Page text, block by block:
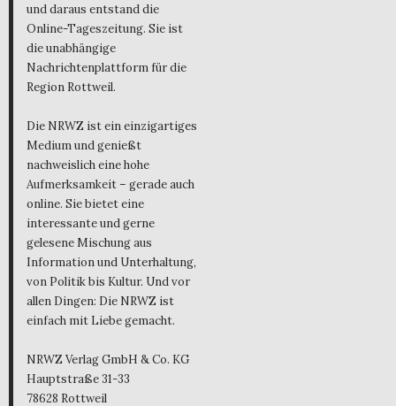
und daraus entstand die
Online-Tageszeitung. Sie ist
die unabhängige
Nachrichtenplattform für die
Region Rottweil.
Die NRWZ ist ein einzigartiges
Medium und genießt
nachweislich eine hohe
Aufmerksamkeit – gerade auch
online. Sie bietet eine
interessante und gerne
gelesene Mischung aus
Information und Unterhaltung,
von Politik bis Kultur. Und vor
allen Dingen: Die NRWZ ist
einfach mit Liebe gemacht.
NRWZ Verlag GmbH & Co. KG
Hauptstraße 31-33
78628 Rottweil